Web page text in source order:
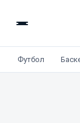
Футбол